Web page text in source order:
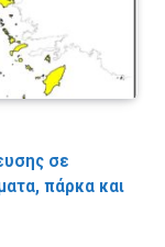
σε
πάρκα και